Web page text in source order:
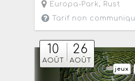
Europa-Park, Rust
Tarif non
10
AOÛT
26
AOÛT
jeux